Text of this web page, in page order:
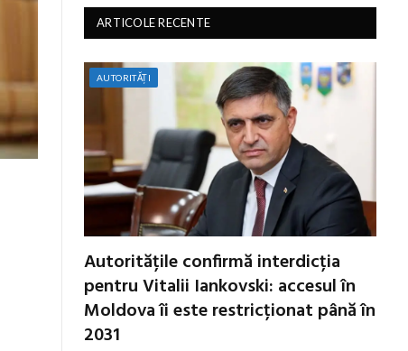
ARTICOLE RECENTE
AUTORITĂȚI
Autoritățile confirmă interdicția
pentru Vitalii Iankovski: accesul în
Moldova îi este restricționat până în
2031